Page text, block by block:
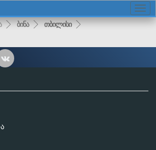
ბინა თბილისი